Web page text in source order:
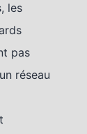
les
pas
réseau